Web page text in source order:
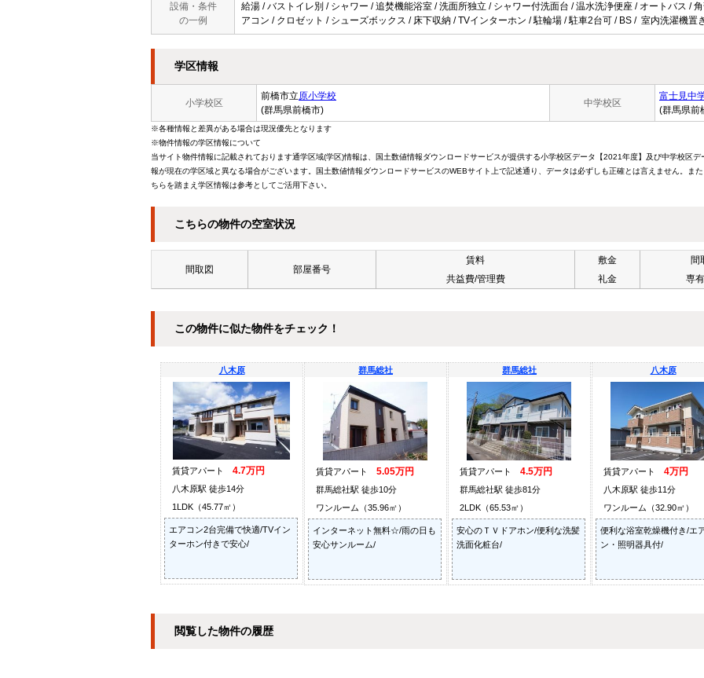
設備・条件
の一例
給湯 / バストイレ別 / シャワー / 追焚機能浴室 / 洗面所独立 / シャワー付洗面台 / 温水洗浄便座 / オートバス /
アコン / クロゼット / シューズボックス / 床下収納 / TVインターホン / 駐輪場 / 駐車2台可 / BS / 室内洗濯機置
学区情報
小学校区
前橋市立原小学校
(群馬県前橋市)
中学校区
富士見中
(群馬県前
※各種情報と差異がある場合は現況優先となります
※物件情報の学区情報について
当サイト物件情報に記載されております通学区域(学区)情報は、国土数値情報ダウンロードサービスが提供する小学校区データ【2021年度】及び中学校区
報が現在の学区域と異なる場合がございます。国土数値情報ダウンロードサービスのWEBサイト上で記述通り、データは必ずしも正確とは言えません。ま
ちらを踏まえ学区情報は参考としてご活用下さい。
こちらの物件の空室状況
間取図 部屋番号
賃料
共益費/管理費
敷金
礼金
間
専
この物件に似た物件をチェック！
八木原
賃貸アパート 4.7万円
八木原駅 徒歩14分
1LDK（45.77㎡）
エアコン2台完備で快適/TVイン
ターホン付きで安心/
群馬総社
賃貸アパート 5.05万円
群馬総社駅 徒歩10分
ワンルーム（35.96㎡）
インターネット無料☆/雨の日も
安心サンルーム/
群馬総社
賃貸アパート 4.5万円
群馬総社駅 徒歩81分
2LDK（65.53㎡）
安心のＴＶドアホン/便利な洗髪
洗面化粧台/
八木原
賃貸アパート 4万円
八木原駅 徒歩11分
ワンルーム（32.90㎡）
便利な浴室乾燥機付き/エ
ン・照明器具付/
閲覧した物件の履歴